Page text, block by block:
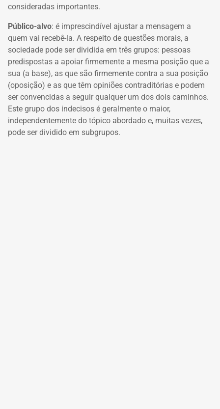
consideradas importantes.
Público-alvo: é imprescindível ajustar a mensagem a
quem vai recebê-la. A respeito de questões morais, a
sociedade pode ser dividida em três grupos: pessoas
predispostas a apoiar firmemente a mesma posição que a
sua (a base), as que são firmemente contra a sua posição
(oposição) e as que têm opiniões contraditórias e podem
ser convencidas a seguir qualquer um dos dois caminhos.
Este grupo dos indecisos é geralmente o maior,
independentemente do tópico abordado e, muitas vezes,
pode ser dividido em subgrupos.